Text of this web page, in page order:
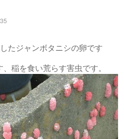
たジャンボタニシの卵です
稲を食い荒らす害虫です。